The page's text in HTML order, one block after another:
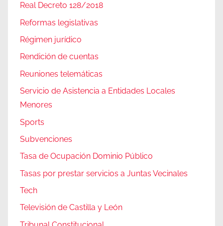
Real Decreto 128/2018
Reformas legislativas
Régimen jurídico
Rendición de cuentas
Reuniones telemáticas
Servicio de Asistencia a Entidades Locales
Menores
Sports
Subvenciones
Tasa de Ocupación Dominio Público
Tasas por prestar servicios a Juntas Vecinales
Tech
Televisión de Castilla y León